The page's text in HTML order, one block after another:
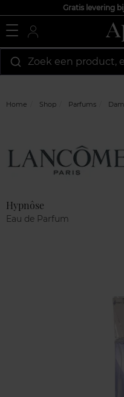
Gratis levering
Zoek een product,
Home Shop Parfums
Hypnôse
Eau de Parfum